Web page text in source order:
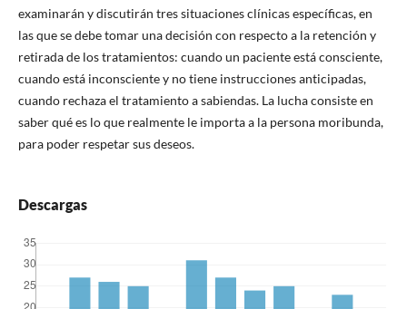
examinarán y discutirán tres situaciones clínicas específicas, en
las que se debe tomar una decisión con respecto a la retención y
retirada de los tratamientos: cuando un paciente está consciente,
cuando está inconsciente y no tiene instrucciones anticipadas,
cuando rechaza el tratamiento a sabiendas. La lucha consiste en
saber qué es lo que realmente le importa a la persona moribunda,
para poder respetar sus deseos.
Descargas